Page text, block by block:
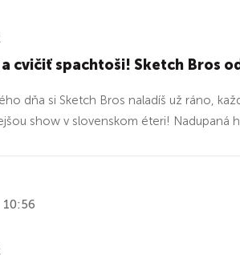
cvičiť spachtoši! Sketch Bros
dňa si Sketch Bros naladíš už ráno,
show v slovenskom éteri! Nadupaná
10:56